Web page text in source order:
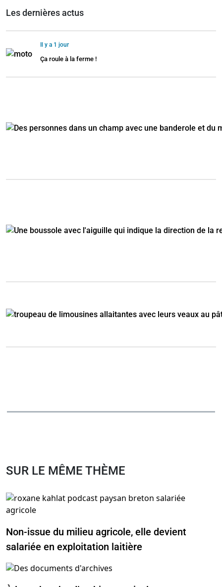
Les dernières actus
Il y a 1 jour
Ça roule à la ferme !
SUR LE MÊME THÈME
Non-issue du milieu agricole, elle devient
salariée en exploitation laitière